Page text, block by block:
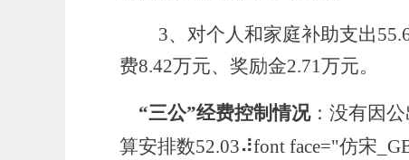
3、 对个人和家庭补助支出
费8.42万元、奖励金2.71万元。
“三公”经费控制情况：没有因
算安排数52.03⠼font face="仿宋